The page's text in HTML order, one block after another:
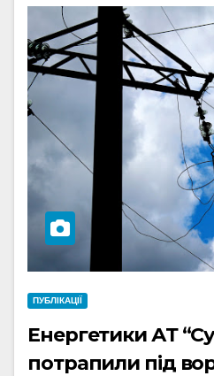
ПУБЛІКАЦІЇ
Енергетики АТ
потрапили під